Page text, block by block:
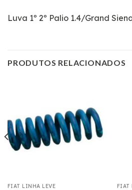
Luva 1º 2º Palio 1.4/Grand
PRODUTOS RELACIONADOS
FIAT LINHA LEVE FIAT